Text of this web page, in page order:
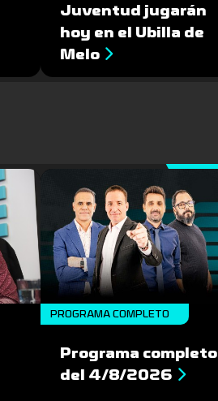
Juventud jugarán
hoy en el Ubilla de
Melo
PROGRAMA COMPLETO
Programa completo
del 4/8/2026